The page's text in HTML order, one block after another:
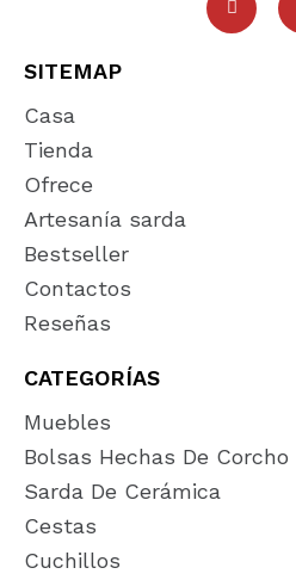
SITEMAP
Casa
Tienda
Ofrece
Artesanía sarda
Bestseller
Contactos
Reseñas
CATEGORÍAS
Muebles
Bolsas Hechas De Corcho
Sarda De Cerámica
Cestas
Cuchillos